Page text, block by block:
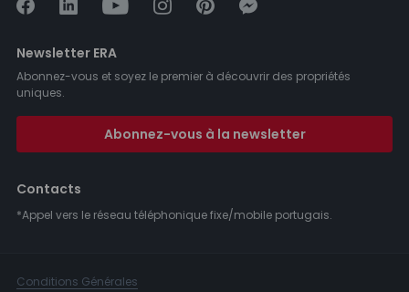
Newsletter ERA
Abonnez-vous et soyez le premier à découvrir des propriétés
uniques.
Abonnez-vous à la newsletter
Contacts
*Appel vers le réseau téléphonique fixe/mobile portugais.
Conditions Générales